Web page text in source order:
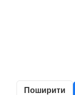
Поширити